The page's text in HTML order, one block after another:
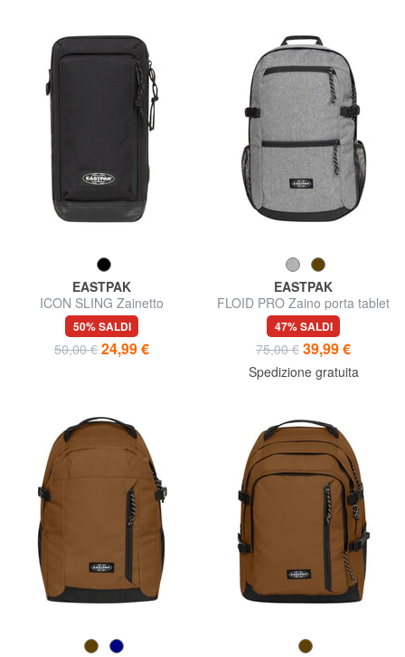
EASTPAK
ICON SLING Zainetto
monospalla
50% SALDI
50,00 € 24,99 €
EASTPAK
FLOID PRO Zaino porta tablet
e borraccia
47% SALDI
75,00 € 39,99 €
Spedizione gratuita